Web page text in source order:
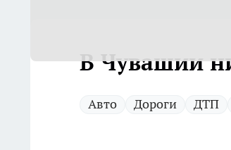
В Чувашии
Авто Дороги ДТП